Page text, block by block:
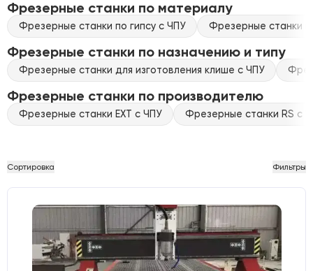
Фрезерные станки по материалу
Фрезерные станки по гипсу с ЧПУ Фрезерные станки
Фрезерные станки по назначению и типу
Фрезерные станки для изготовления клише с ЧПУ
Фрезерные станки по производителю
Фрезерные станки EXT с ЧПУ Фрезерные станки RS с
Сортировка Фильтры